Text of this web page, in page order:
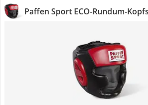
Paffen Sport ECO-Rundum-